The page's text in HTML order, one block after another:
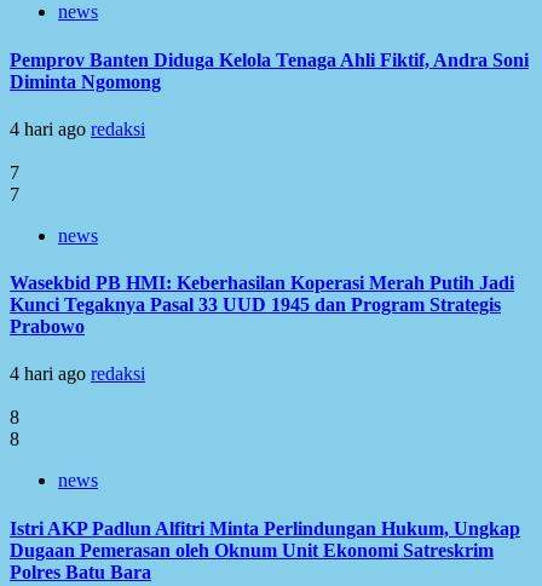
news
Pemprov Banten Diduga Kelola Tenaga Ahli Fiktif, Andra Soni
Diminta Ngomong
4 hari ago redaksi
7
7
news
Wasekbid PB HMI: Keberhasilan Koperasi Merah Putih Jadi
Kunci Tegaknya Pasal 33 UUD 1945 dan Program Strategis
Prabowo
4 hari ago redaksi
8
8
news
Istri AKP Padlun Alfitri Minta Perlindungan Hukum, Ungkap
Dugaan Pemerasan oleh Oknum Unit Ekonomi Satreskrim
Polres Batu Bara